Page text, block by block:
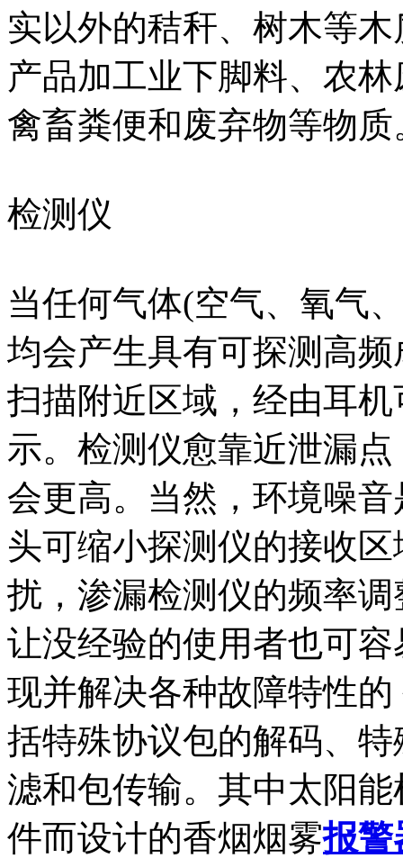
实以外的秸秆、树木等
产品加工业下脚料、农
禽畜粪便和废弃物等物质
检测仪
当任何气体(空气、氧气
均会产生具有可探测高
扫描附近区域，经由耳
示。检测仪愈靠近泄漏
会更高。当然，环境噪
头可缩小探测仪的接收
扰，渗漏检测仪的频率
让没经验的使用者也可
现并解决各种故障特性
括特殊协议包的解码、
滤和包传输。其中太阳
件而设计的香烟烟雾报警